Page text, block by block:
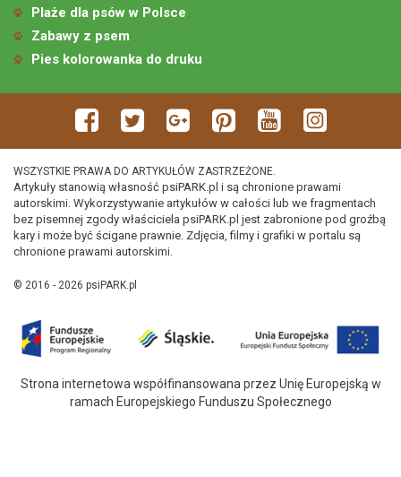
Plaże dla psów w Polsce
Zabawy z psem
Pies kolorowanka do druku
WSZYSTKIE PRAWA DO ARTYKUŁÓW ZASTRZEŻONE.
Artykuły stanowią własność psiPARK.pl i są chronione prawami
autorskimi. Wykorzystywanie artykułów w całości lub we fragmentach
bez pisemnej zgody właściciela psiPARK.pl jest zabronione pod groźbą
kary i może być ścigane prawnie. Zdjęcia, filmy i grafiki w portalu są
chronione prawami autorskimi.
© 2016 - 2026 psiPARK.pl
Strona internetowa współfinansowana przez Unię Europejską w
ramach Europejskiego Funduszu Społecznego